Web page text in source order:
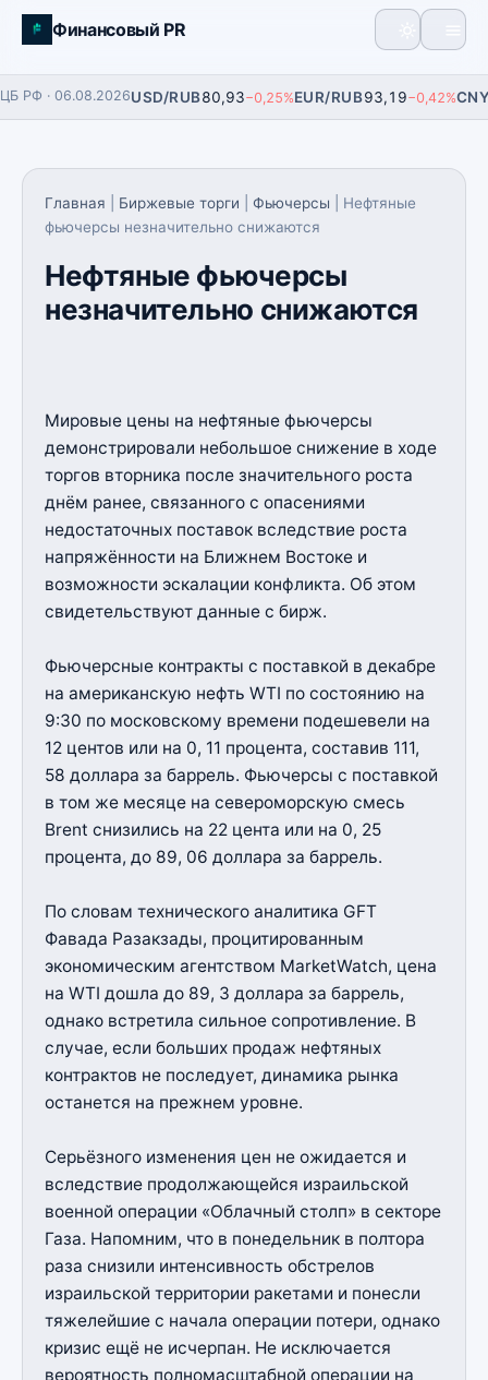
Финансовый PR
Главная
Финансы
Экономика
ЦБ РФ · 06.08.2026USD/RUB80,93−0,25%EUR/RUB93,19−0,42%
Главная Биржевые торги Фьючерсы | Нефтяные
фьючерсы незначительно снижаются
Нефтяные фьючерсы
незначительно снижаются
Мировые цены на нефтяные фьючерсы
демонстрировали небольшое снижение в ходе
торгов вторника после значительного роста
днём ранее, связанного с опасениями
недостаточных поставок вследствие роста
напряжённости на Ближнем Востоке и
возможности эскалации конфликта. Об этом
свидетельствуют данные с бирж.
Фьючерсные контракты с поставкой в декабре
на американскую нефть WTI по состоянию на
9:30 по московскому времени подешевели на
12 центов или на 0, 11 процента, составив 111,
58 доллара за баррель. Фьючерсы с поставкой
в том же месяце на североморскую смесь
Brent снизились на 22 цента или на 0, 25
процента, до 89, 06 доллара за баррель.
По словам технического аналитика GFT
Фавада Разакзады, процитированным
экономическим агентством MarketWatch, цена
на WTI дошла до 89, 3 доллара за баррель,
однако встретила сильное сопротивление. В
случае, если больших продаж нефтяных
контрактов не последует, динамика рынка
останется на прежнем уровне.
Серьёзного изменения цен не ожидается и
вследствие продолжающейся израильской
военной операции «Облачный столп» в секторе
Газа. Напомним, что в понедельник в полтора
раза снизили интенсивность обстрелов
израильской территории ракетами и понесли
тяжелейшие с начала операции потери, однако
кризис ещё не исчерпан. Не исключается
вероятность полномасштабной операции на